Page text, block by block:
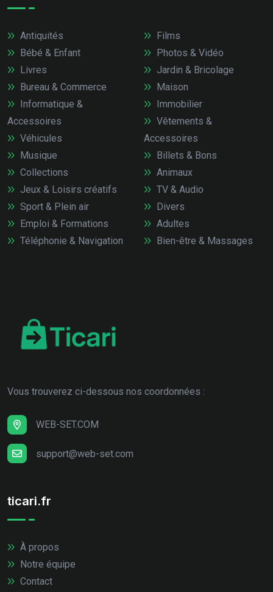
Antiquités
Bébé & Enfant
Livres
Bureau & Commerce
Informatique &
Accessoires
Véhicules
Films
Photos & Vidéo
Jardin & Bricolage
Maison
Immobilier
Vêtements &
Accessoires
Musique
Collections
Jeux & Loisirs créatifs
Sport & Plein air
Emploi & Formations
Téléphonie & Navigation
Billets & Bons
Animaux
TV & Audio
Divers
Adultes
Bien-être & Massages
Vous trouverez ci-dessous nos coordonnées :
WEB-SET.COM
support@web-set.com
ticari.fr
À propos
Notre équipe
Contact